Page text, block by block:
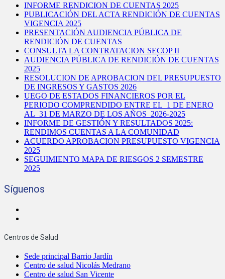
INFORME RENDICION DE CUENTAS 2025
PUBLICACIÓN DEL ACTA RENDICIÓN DE CUENTAS
VIGENCIA 2025
PRESENTACIÓN AUDIENCIA PÚBLICA DE
RENDICIÓN DE CUENTAS
CONSULTA LA CONTRATACION SECOP II
AUDIENCIA PÚBLICA DE RENDICIÓN DE CUENTAS
2025
RESOLUCION DE APROBACION DEL PRESUPUESTO
DE INGRESOS Y GASTOS 2026
UEGO DE ESTADOS FINANCIEROS POR EL
PERIODO COMPRENDIDO ENTRE EL 1 DE ENERO
AL 31 DE MARZO DE LOS AÑOS 2026-2025
INFORME DE GESTIÓN Y RESULTADOS 2025:
RENDIMOS CUENTAS A LA COMUNIDAD
ACUERDO APROBACION PRESUPUESTO VIGENCIA
2025
SEGUIMIENTO MAPA DE RIESGOS 2 SEMESTRE
2025
Síguenos
Centros de Salud
Sede principal Barrio Jardín
Centro de salud Nicolás Medrano
Centro de salud San Vicente